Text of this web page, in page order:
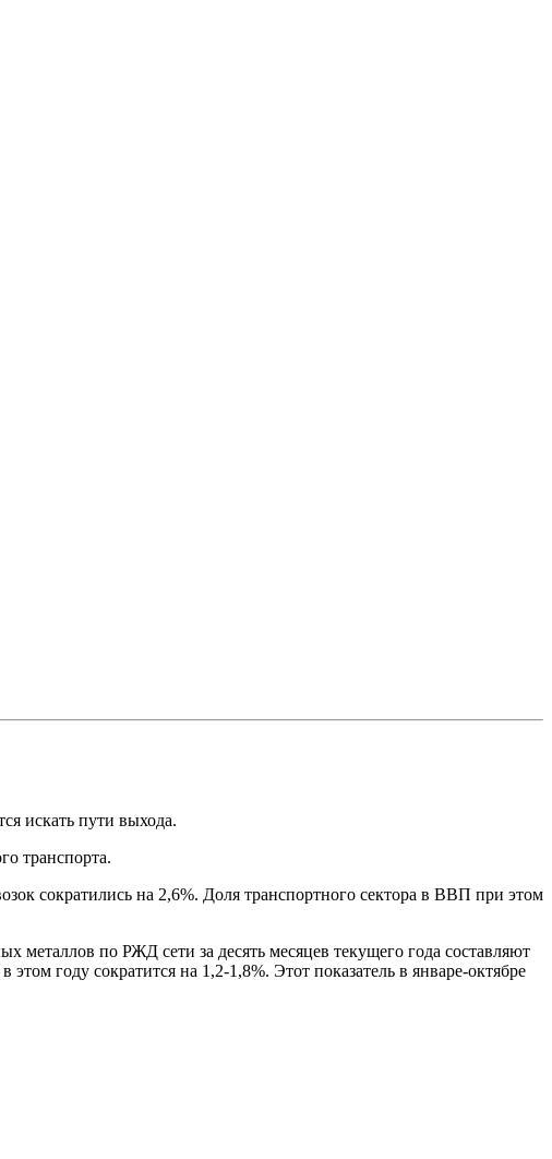
искать пути выхода.
транспорта.
сократились на 2,6%. Доля транспортного сектора в ВВП при этом
металлов по РЖД сети за десять месяцев текущего года составляют
году сократится на 1,2-1,8%. Этот показатель в январе-октябре